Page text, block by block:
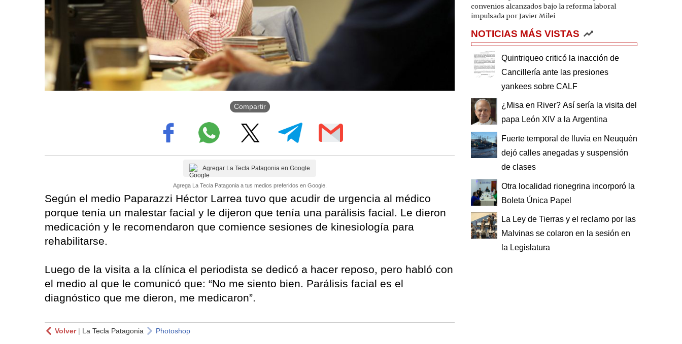
Compartir
Agregar La Tecla Patagonia en Google
Agrega La Tecla Patagonia a tus medios preferidos en Google.
Según el medio Paparazzi Héctor Larrea tuvo que acudir de urgencia al médico
porque tenía un malestar facial y le dijeron que tenía una parálisis facial. Le dieron
medicación y le recomendaron que comience sesiones de kinesiología para
rehabilitarse.
Luego de la visita a la clínica el periodista se dedicó a hacer reposo, pero habló con
el medio al que le comunicó que: “No me siento bien. Parálisis facial es el
diagnóstico que me dieron, me medicaron”.
Volver| La Tecla Patagonia Photoshop
convenios alcanzados bajo la reforma laboral
impulsada por Javier Milei
NOTICIAS MÁS VISTAS
Quintriqueo criticó la inacción de
Cancillería ante las presiones
yankees sobre CALF
¿Misa en River? Así sería la visita del
papa León XIV a la Argentina
Fuerte temporal de lluvia en Neuquén
dejó calles anegadas y suspensión
de clases
Otra localidad rionegrina incorporó la
Boleta Única Papel
La Ley de Tierras y el reclamo por las
Malvinas se colaron en la sesión en
la Legislatura